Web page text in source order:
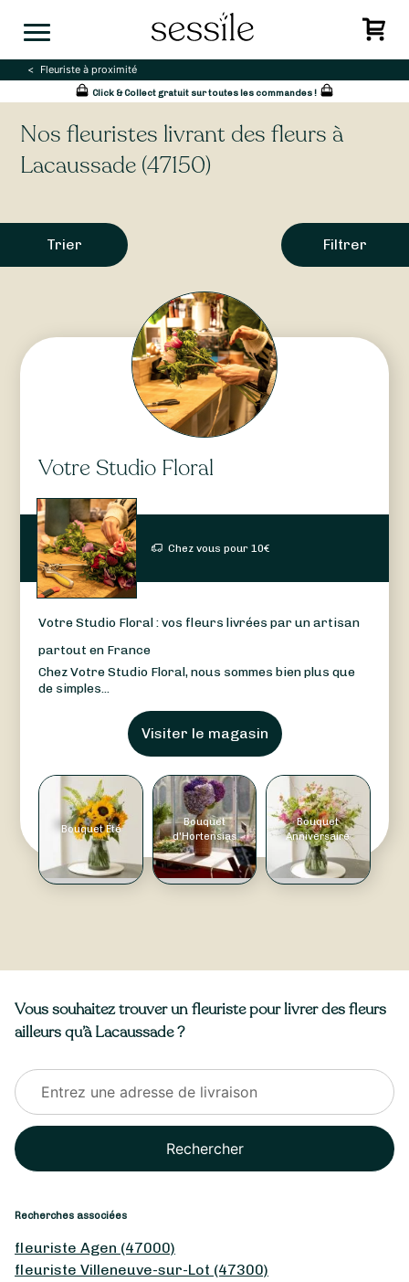
Fleuriste à proximité
Click & Collect gratuit sur toutes les commandes !
Nos fleuristes livrant des fleurs à
Lacaussade (47150)
Trier Filtrer
Votre Studio Floral
Chez vous pour10€
Votre Studio Floral : vos fleurs livrées par un artisan
partout en France
Chez Votre Studio Floral, nous sommes bien plus que
de simples...
Visiter le magasin
Bouquet Été
Bouquet
d'Hortensias
Bouquet
Anniversaire
Vous souhaitez trouver un fleuriste pour livrer des fleurs
ailleurs qu’à Lacaussade ?
Rechercher
Recherches associées
fleuriste Agen (47000)
fleuriste Villeneuve-sur-Lot (47300)